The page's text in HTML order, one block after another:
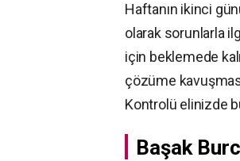
Haftanın ikinci
olarak sorunlarla
için beklemede
çözüme
Kontrolü elinizde
Başak